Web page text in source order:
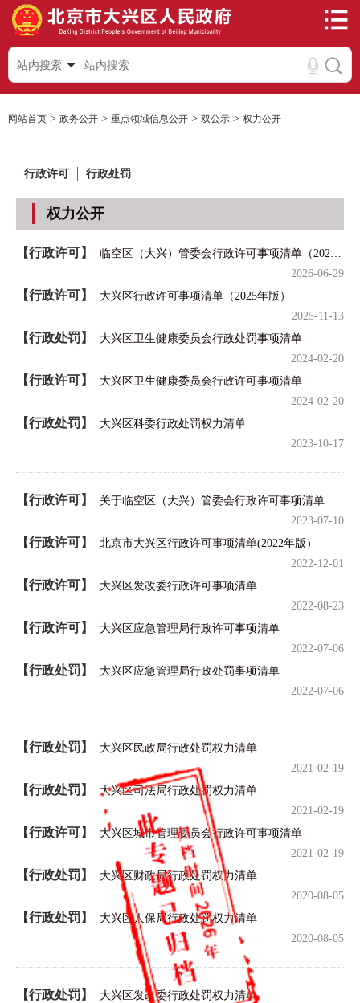
站内搜索
网站首页 > 政务公开 > 重点领域信息公开 > 双公示 > 权力公开
行政许可 行政处罚
权力公开
【行政许可】
临空区（大兴）管委会行政许可事项清单（2026年版）
2026-06-29
【行政许可】
大兴区行政许可事项清单（2025年版）
2025-11-13
【行政处罚】
大兴区卫生健康委员会行政处罚事项清单
2024-02-20
【行政许可】
大兴区卫生健康委员会行政许可事项清单
2024-02-20
【行政处罚】
大兴区科委行政处罚权力清单
2023-10-17
【行政许可】
关于临空区（大兴）管委会行政许可事项清单公示的通知
2023-07-10
【行政许可】
北京市大兴区行政许可事项清单(2022年版）
2022-12-01
【行政许可】
大兴区发改委行政许可事项清单
2022-08-23
【行政许可】
大兴区应急管理局行政许可事项清单
2022-07-06
【行政处罚】
大兴区应急管理局行政处罚事项清单
2022-07-06
【行政处罚】
大兴区民政局行政处罚权力清单
2021-02-19
【行政处罚】
大兴区司法局行政处罚权力清单
2021-02-19
【行政许可】
大兴区城市管理委员会行政许可事项清单
2021-02-19
【行政处罚】
大兴区财政局行政处罚权力清单
2020-08-05
【行政处罚】
大兴区人保局行政处罚权力清单
2020-08-05
【行政处罚】
大兴区发改委行政处罚权力清单